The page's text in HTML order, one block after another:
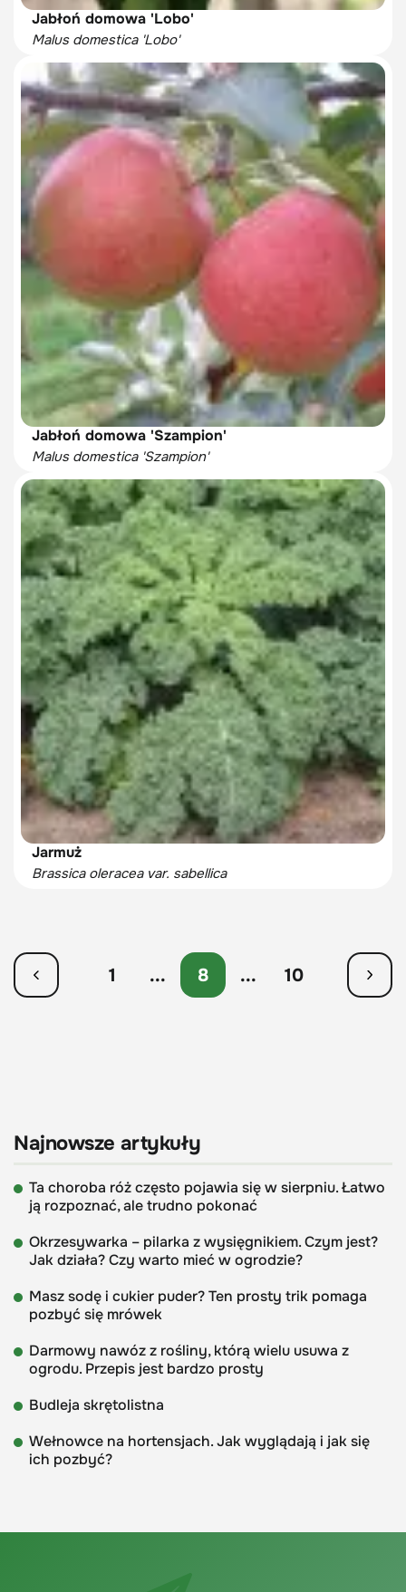
Jabłoń domowa 'Lobo'
Malus domestica 'Lobo'
Jabłoń domowa 'Szampion'
Malus domestica 'Szampion'
Jarmuż
Brassica oleracea var. sabellica
1 ... 8 ... 10
Najnowsze artykuły
Ta choroba róż często pojawia się w sierpniu. Łatwo
ją rozpoznać, ale trudno pokonać
Okrzesywarka – pilarka z wysięgnikiem. Czym jest?
Jak działa? Czy warto mieć w ogrodzie?
Masz sodę i cukier puder? Ten prosty trik pomaga
pozbyć się mrówek
Darmowy nawóz z rośliny, którą wielu usuwa z
ogrodu. Przepis jest bardzo prosty
Budleja skrętolistna
Wełnowce na hortensjach. Jak wyglądają i jak się
ich pozbyć?